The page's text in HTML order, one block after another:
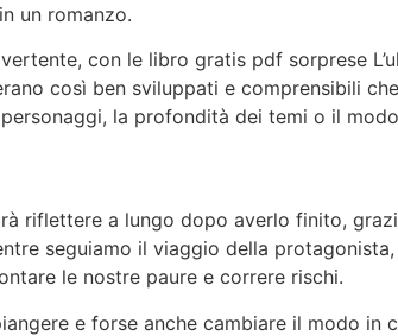
un romanzo.
con le libro gratis pdf sorprese
così ben sviluppati e comprensibili
la profondità dei temi o il
riflettere a lungo dopo averlo finito,
seguiamo il viaggio della
le nostre paure e correre rischi.
e forse anche cambiare il modo in